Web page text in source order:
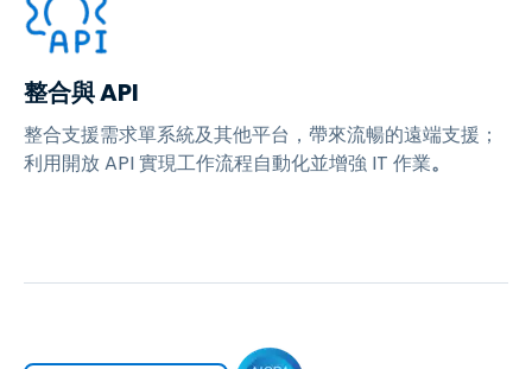
整合與 API
整合支援需求單系統及其他平台，帶來流暢的遠端支援；
利用開放 API 實現工作流程自動化並增強 IT 作業。